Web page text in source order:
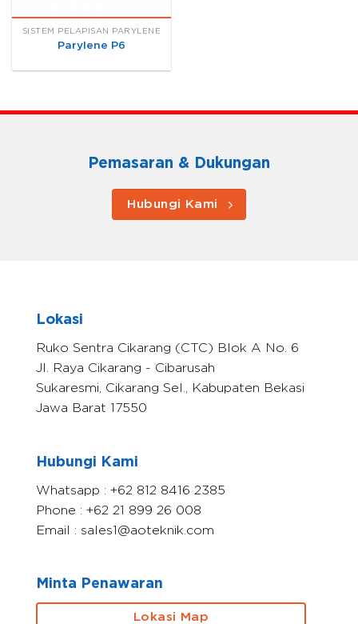
SISTEM PELAPISAN PARYLENE
Parylene P6
Pemasaran & Dukungan
Hubungi Kami
Lokasi
Ruko Sentra Cikarang (CTC) Blok A No. 6
Jl. Raya Cikarang - Cibarusah
Sukaresmi, Cikarang Sel., Kabupaten Bekasi
Jawa Barat 17550
Hubungi Kami
Whatsapp : +62 812 8416 2385
Phone : +62 21 899 26 008
Email : sales1@aoteknik.com
Minta Penawaran
Lokasi Map